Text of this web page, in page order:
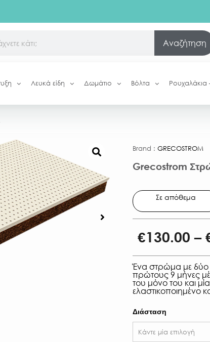
Αναζήτηση
Λευκά είδη Δωμάτιο Βόλτα Ρουχαλάκια
Brand : GRECOSTROM
Grecostrom
Σε απόθεμα
€130.00 –
Ένα στρώμα με δύο
πρώτους 9 μήνες
του μόνο του και
ελαστικοποιημένο
Διάσταση